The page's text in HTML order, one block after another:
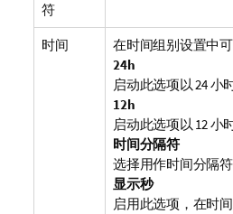
符
时间
在时间组别设置中
24h
启动此选项以 24 小
12h
启动此选项以 12 小
时间分隔符
选择用作时间分隔符
显示秒
启用此选项，在时